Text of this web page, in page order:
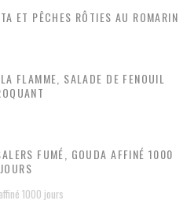
ET PÊCHES RÔTIES AU ROMARIN
FLAMME, SALADE DE FENOUIL
FUMÉ, GOUDA AFFINÉ 1000
JOURS
1000 jours